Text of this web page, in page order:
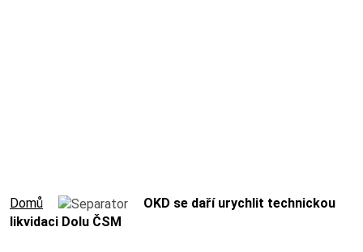
Domů
OKD se daří urychlit technickou
likvidaci Dolu ČSM